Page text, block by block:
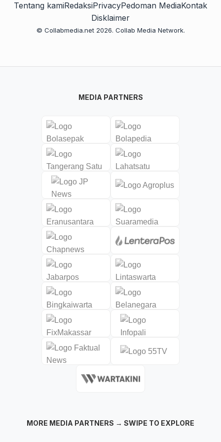
Tentang kamiRedaksiPrivacyPedoman MediaKontak
Disklaimer
© Collabmedia.net 2026. Collab Media Network.
MEDIA PARTNERS
MORE MEDIA PARTNERS → SWIPE TO EXPLORE